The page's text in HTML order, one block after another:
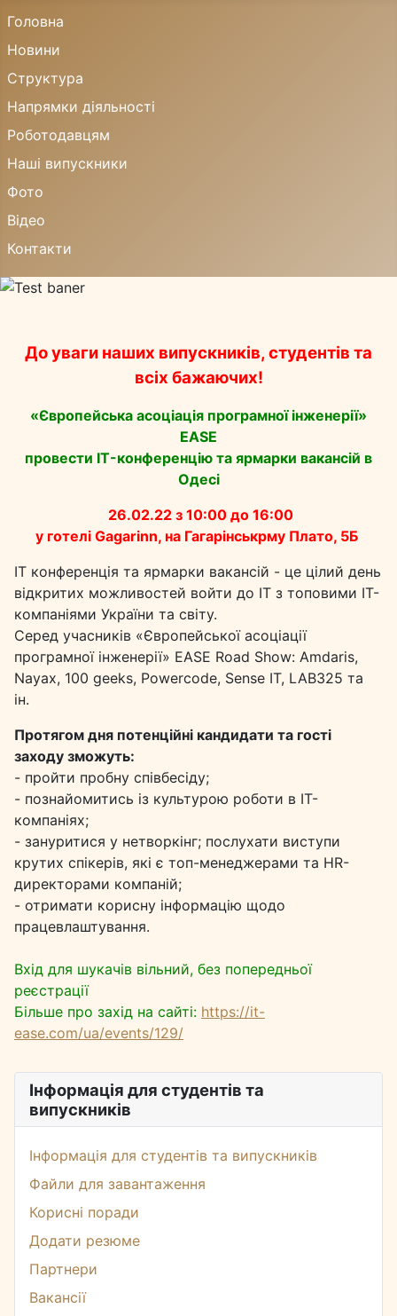
Головна
Новини
Структура
Напрямки діяльності
Роботодавцям
Наші випускники
Фото
Відео
Контакти
Інформація для студентів та
випускників
Інформація для студентів та випускників
Файли для завантаження
Корисні поради
Додати резюме
Партнери
Вакансії
До уваги наших випускників, студентів та
всіх бажаючих!
«Європейська асоціація програмної інженерії»
EASE
провести IT-конференцію та ярмарки вакансій в
Одесі
26.02.22 з 10:00 до 16:00
у готелі Gagarinn, на Гагарінськрму Плато, 5Б
ІТ конференція та ярмарки вакансій - це цілий день
відкритих можливостей войти до ІТ з топовими IT-
компаніями України та світу.
Серед учасників «Європейської асоціації
програмної інженерії» EASE Road Show: Amdaris,
Nayax, 100 geeks, Powercode, Sense IT, LAB325 та
ін.
Протягом дня потенційні кандидати та гості
заходу зможуть:
- пройти пробну співбесіду;
- познайомитись із культурою роботи в IT-
компаніях;
- зануритися у нетворкінг; послухати виступи
крутих спікерів, які є топ-менеджерами та HR-
директорами компаній;
- отримати корисну інформацію щодо
працевлаштування.
Вхід для шукачів вільний, без попередньої
реєстрації
Більше про захід на сайті: https://it-
ease.com/ua/events/129/